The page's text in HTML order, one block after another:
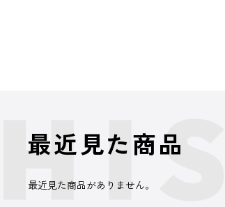
最近見た商品
最近見た商品がありません。